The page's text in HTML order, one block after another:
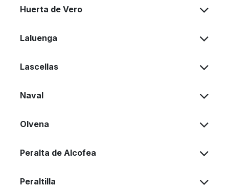
Huerta de Vero
Laluenga
Lascellas
Naval
Olvena
Peralta de Alcofea
Peraltilla